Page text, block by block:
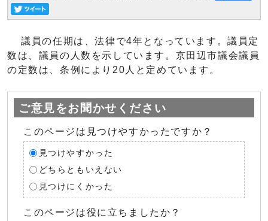
議員の任期は、法律で4年となっています。議員定
数は、議員の人数を示しています。京田辺市議会議員
の定数は、条例により20人と定めています。
ご意見をお聞かせください
このページは見つけやすかったですか？
見つけやすかった
どちらともいえない
見つけにくかった
このページは役に立ちましたか？